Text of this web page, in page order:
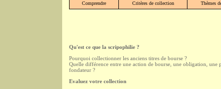
Comprendre Critères de collection Thèmes
Qu'est ce que la scripophilie ?
Pourquoi collectionner les anciens titres de bourse ?
Quelle différence entre une action de bourse, une obligation, une
fondateur ?
Evaluez votre collection